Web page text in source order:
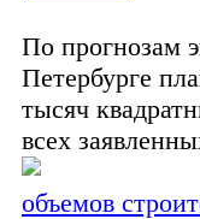
По прогнозам
Петербурге
тысяч
всех
объемов